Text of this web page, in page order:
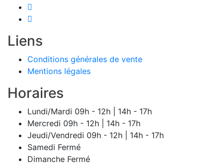
Liens
Conditions générales de vente
Mentions légales
Horaires
Lundi/Mardi 09h - 12h | 14h - 17h
Mercredi 09h - 12h | 14h - 17h
Jeudi/Vendredi 09h - 12h | 14h - 17h
Samedi Fermé
Dimanche Fermé